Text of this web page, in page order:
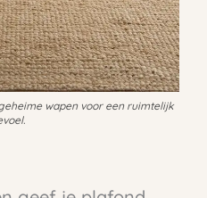
wapen voor een ruimtelijk